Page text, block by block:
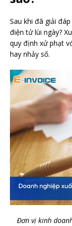
Sau khi đã giải
điện tử lùi ngày?
quy định xử phạt
hay nhảy số.
Đơn vị kinh